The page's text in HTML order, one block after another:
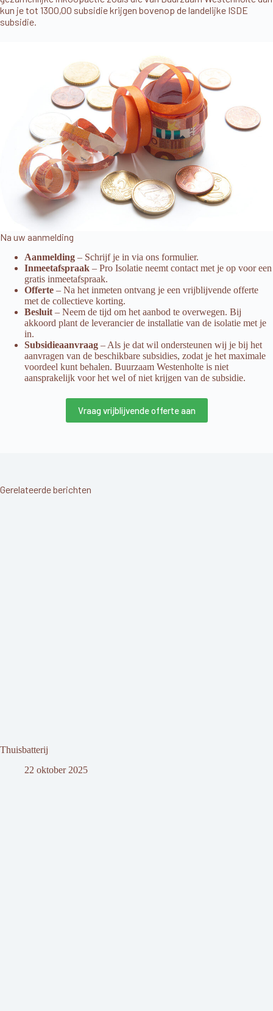
kun je tot 1300,00 subsidie krijgen bovenop delandelijke ISDE
subsidie
Na uw aanmelding
Aanmelding – Schrijf je in via ons formulier.
Inmeetafspraak – Pro Isolatie neemt contact met je op voor een
gratis inmeetafspraak.
Offerte – Na het inmeten ontvang je een vrijblijvende offerte
met de collectieve korting.
Besluit – Neem de tijd om het aanbod te overwegen. Bij
akkoord plant de leverancier de installatie van de isolatie met je
in.
Subsidieaanvraag – Als je dat wil ondersteunen wij je bij het
aanvragen van de beschikbare subsidies, zodat je het maximale
voordeel kunt behalen. Buurzaam Westenholte is niet
aansprakelijk voor het wel of niet krijgen van de subsidie.
Vraag vrijblijvende offerte aan
Gerelateerde berichten
Thuisbatterij
22 oktober 2025